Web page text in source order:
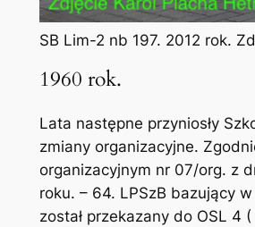
SB Lim-2 nb 197. 2012 rok.
1960 rok.
Lata następne przyniosły
zmiany organizacyjne.
organizacyjnym nr 07/org. z
roku. – 64. LPSzB bazujący
został przekazany do OSL 4